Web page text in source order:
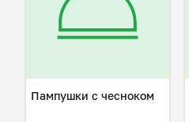
Пампушки с чесноком